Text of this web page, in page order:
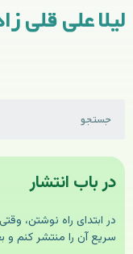
لیلا علی قلی
در باب انتشار
در ابتدای راه نوشتن،
سریع آن را منتشر کنم و